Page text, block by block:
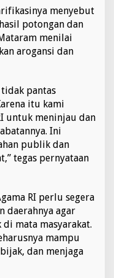
menyebut
potongan dan
menilai
arogansi dan
pantas
itu kami
untuk meninjau dan
Ini
publik dan
tegas pernyataan
RI perlu segera
daerahnya agar
mata masyarakat.
mampu
dan menjaga